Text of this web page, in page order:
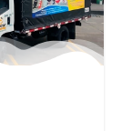
C2
conducir